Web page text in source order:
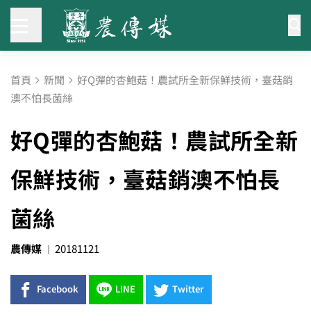
首頁 新聞 好Q彈的杏鮑菇！農試所全新保鮮技術，臺菇銷
澳不怕長菌絲
好Q彈的杏鮑菇！農試所全新
保鮮技術，臺菇銷澳不怕長
菌絲
農傳媒 20181121
Facebook LINE Twitter